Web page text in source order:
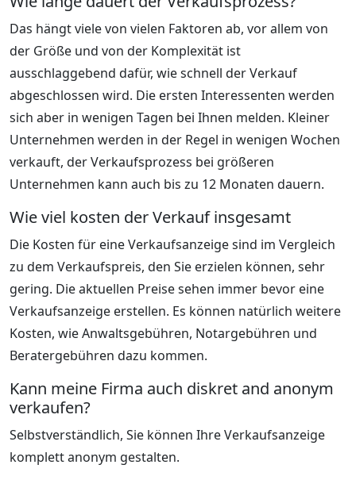
Das hängt viele von vielen Faktoren ab, vor allem von
der Größe und von der Komplexität ist
ausschlaggebend dafür, wie schnell der Verkauf
abgeschlossen wird. Die ersten Interessenten werden
sich aber in wenigen Tagen bei Ihnen melden. Kleiner
Unternehmen werden in der Regel in wenigen Wochen
verkauft, der Verkaufsprozess bei größeren
Unternehmen kann auch bis zu 12 Monaten dauern.
Wie viel kosten der Verkauf insgesamt
Die Kosten für eine Verkaufsanzeige sind im Vergleich
zu dem Verkaufspreis, den Sie erzielen können, sehr
gering. Die aktuellen Preise sehen immer bevor eine
Verkaufsanzeige erstellen. Es können natürlich weitere
Kosten, wie Anwaltsgebühren, Notargebühren und
Beratergebühren dazu kommen.
Kann meine Firma auch diskret and anonym
verkaufen?
Selbstverständlich, Sie können Ihre Verkaufsanzeige
komplett anonym gestalten.